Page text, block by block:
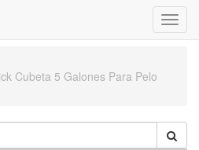
Cubeta 5 Galones Para Pelo